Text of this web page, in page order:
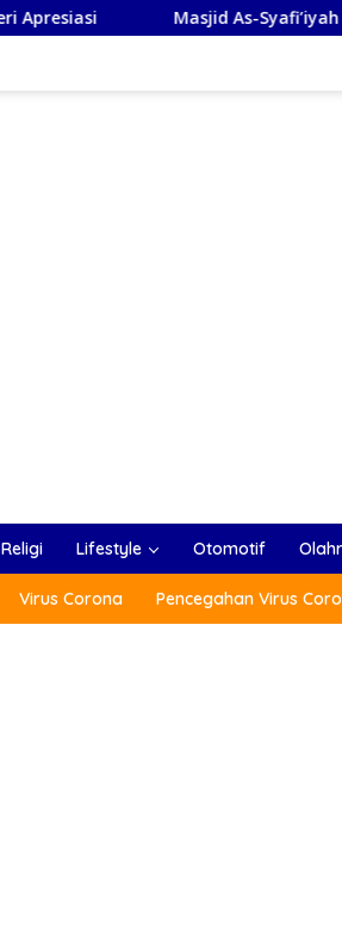
Masjid As-Syafi’iyah Sidoarjo
Religi Lifestyle Otomotif
Virus Corona Pencegahan Virus